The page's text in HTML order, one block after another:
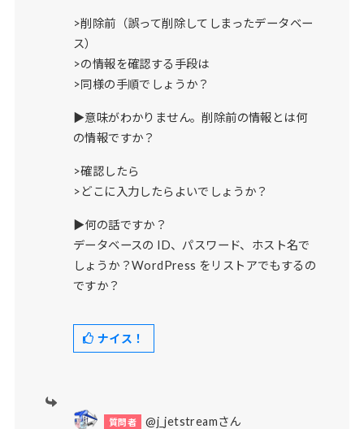
>削除前（誤って削除してしまったデータベー
ス）
>の情報を確認する手段は
>同様の手順でしょうか？
▶意味がわかりません。削除前の情報とは何
の情報ですか？
>確認したら
>どこに入力したらよいでしょうか？
▶何の話ですか？
データベースの ID、パスワード、ホスト名で
しょうか？WordPress をリストアでもするの
ですか？
ナイス！
@j_jetstreamさん